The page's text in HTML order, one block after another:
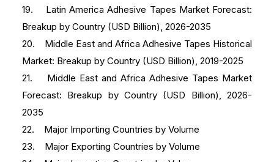
19. Latin America Adhesive Tapes Market Forecast:
Breakup by Country (USD Billion), 2026-2035
20. Middle East and Africa Adhesive Tapes Historical
Market: Breakup by Country (USD Billion), 2019-2025
21. Middle East and Africa Adhesive Tapes Market
Forecast: Breakup by Country (USD Billion), 2026-
2035
22. Major Importing Countries by Volume
23. Major Exporting Countries by Volume